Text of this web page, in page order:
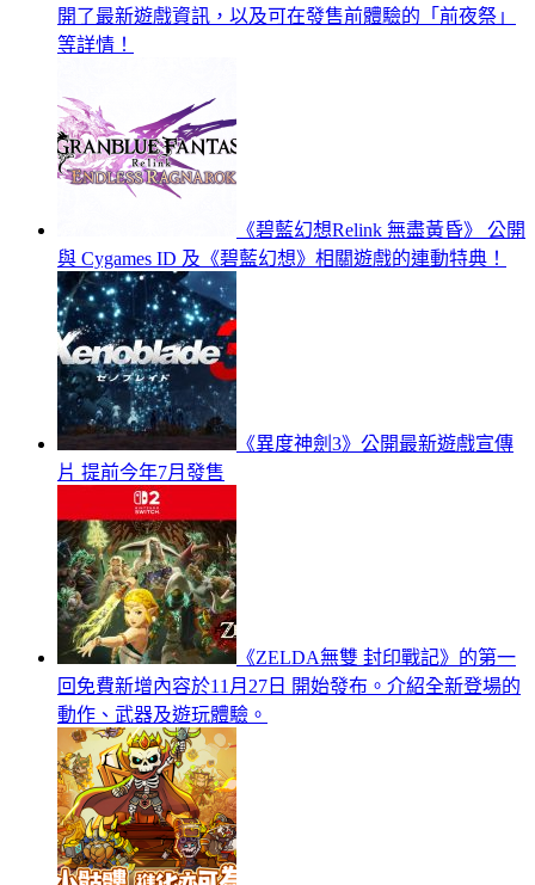
開了最新遊戲資訊，以及可在發售前體驗的「前夜祭」
等詳情！
《碧藍幻想Relink 無盡黃昏》 公開
與 Cygames ID 及《碧藍幻想》相關遊戲的連動特典！
《異度神劍3》公開最新遊戲宣傳
片 提前今年7月發售
《ZELDA無雙 封印戰記》的第一
回免費新增內容於11月27日 開始發布。介紹全新登場的
動作、武器及遊玩體驗。